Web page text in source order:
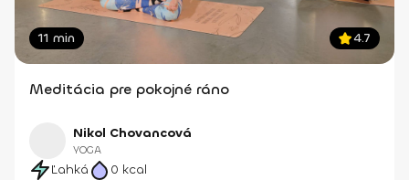
11 min 4.7
Meditácia pre pokojné ráno
Nikol Chovancová
YOGA
Ľahká 0 kcal